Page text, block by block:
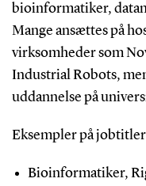
bioinformatiker,
Mange ansættes på
virksomheder som
Industrial Robots,
uddannelse på
Eksempler på
Bioinformatiker,